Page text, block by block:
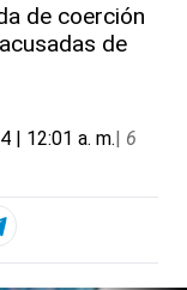
de coerción
de
| 12:01 a. m.| 6